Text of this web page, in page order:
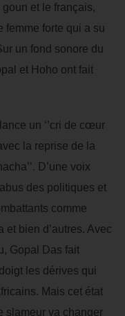
et le français,
femme forte qui a su
un fond sonore du
et Hoho ont fait
un ‘’cri de cœur
la reprise de la
D’une voix
des politiques et
comme
et bien d’autres. Avec
Gopal Das fait
les dérives qui
Mais cet état
slameur va changer